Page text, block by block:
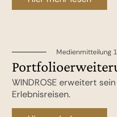
Medienmitteilung
WINDROSE erweitert
Erlebnisreisen.